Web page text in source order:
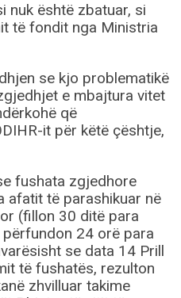
nuk është zbatuar, si
të fondit nga Ministria
se kjo problematikë
e mbajtura vitet
që
it për këtë çështje,
fushata zgjedhore
afatit të parashikuar në
(fillon 30 ditë para
24 orë para
se data 14 Prill
të fushatës, rezulton
zhvilluar takime